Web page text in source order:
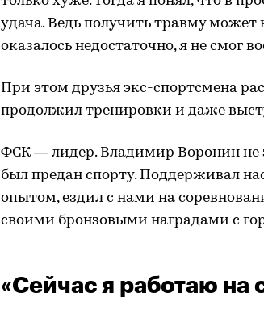
удача. Ведь получить травму
оказалось недостаточно, я не смог
При этом друзья экс-спортсмена
продолжил тренировки и даже
ФСК — лидер. Владимир Воронин не
был предан спорту. Поддерживал
опытом, ездил с нами на
своими бронзовыми наградами с
«Сейчас я работаю на